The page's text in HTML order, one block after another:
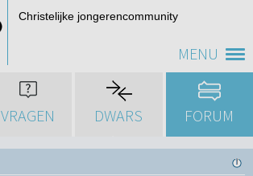
MENU
Christelijke jongerencommunity
VRAGEN DWARS FORUM